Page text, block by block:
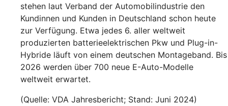
stehen laut Verband der Automobilindustrie den
Kundinnen und Kunden in Deutschland schon heute
zur Verfügung. Etwa jedes 6. aller weltweit
produzierten batterieelektrischen Pkw und Plug-in-
Hybride läuft von einem deutschen Montageband. Bis
2026 werden über 700 neue E-Auto-Modelle
weltweit erwartet.
(Quelle: VDA Jahresbericht; Stand: Juni 2024)